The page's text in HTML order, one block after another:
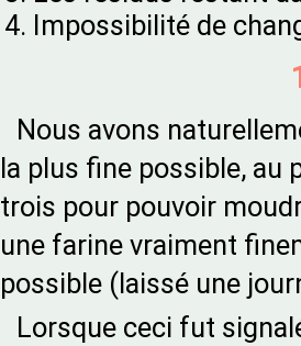
Impossibilité de
Nous avons
la plus fine possible, au
trois pour pouvoir
une farine vraiment
possible (laissé une
Lorsque ceci fut